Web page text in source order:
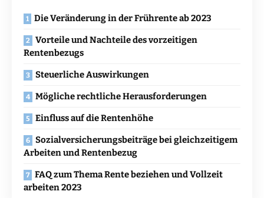
Die Veränderung in der Frührente ab 2023
Vorteile und Nachteile des vorzeitigen
Rentenbezugs
Steuerliche Auswirkungen
Mögliche rechtliche Herausforderungen
Einfluss auf die Rentenhöhe
Sozialversicherungsbeiträge bei gleichzeitigem
Arbeiten und Rentenbezug
FAQ zum Thema Rente beziehen und Vollzeit
arbeiten 2023